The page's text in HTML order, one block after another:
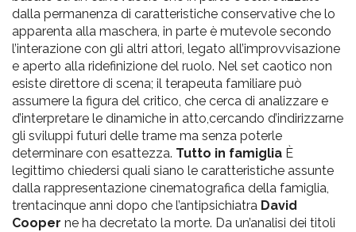
dalla permanenza di caratteristiche conservative che lo
apparenta alla maschera, in parte è mutevole secondo
l’interazione con gli altri attori, legato all’improvvisazione
e aperto alla ridefinizione del ruolo. Nel set caotico non
esiste direttore di scena; il terapeuta familiare può
assumere la figura del critico, che cerca di analizzare e
d’interpretare le dinamiche in atto,cercando d’indirizzarne
gli sviluppi futuri delle trame ma senza poterle
determinare con esattezza. Tutto in famiglia È
legittimo chiedersi quali siano le caratteristiche assunte
dalla rappresentazione cinematografica della famiglia,
trentacinque anni dopo che l’antipsichiatra David
Cooper ne ha decretato la morte. Da un’analisi dei titoli